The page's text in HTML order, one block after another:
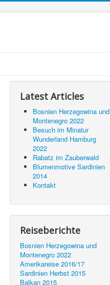
Latest Articles
Bosnien Herzegowina und
Montenegro 2022
Besuch im Minatur
Wunderland Hamburg
2022
Rabatz im Zauberwald
Blumenmotive Sardinien
2014
Kontakt
Reiseberichte
Bosnien Herzegowina und
Montenegro 2022
Amerikareise 2016/17
Sardinien Herbst 2015
Balkan 2015